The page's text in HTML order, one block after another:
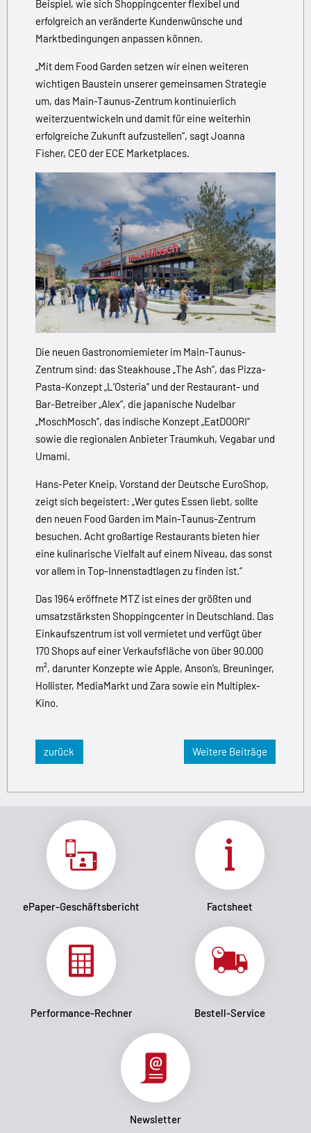
Beispiel, wie sich Shoppingcenter flexibel und
erfolgreich an veränderte Kundenwünsche und
Marktbedingungen anpassen können.
„Mit dem Food Garden setzen wir einen weiteren
wichtigen Baustein unserer gemeinsamen Strategie
um, das Main-Taunus-Zentrum kontinuierlich
weiterzuentwickeln und damit für eine weiterhin
erfolgreiche Zukunft aufzustellen“, sagt Joanna
Fisher, CEO der ECE Marketplaces.
Die neuen Gastronomiemieter im Main-Taunus-
Zentrum sind: das Steakhouse „The Ash“, das Pizza-
Pasta-Konzept „L’Osteria“ und der Restaurant- und
Bar-Betreiber „Alex“, die japanische Nudelbar
„MoschMosch“, das indische Konzept „EatDOORI“
sowie die regionalen Anbieter Traumkuh, Vegabar und
Umami.
Hans-Peter Kneip, Vorstand der Deutsche EuroShop,
zeigt sich begeistert: „Wer gutes Essen liebt, sollte
den neuen Food Garden im Main-Taunus-Zentrum
besuchen. Acht großartige Restaurants bieten hier
eine kulinarische Vielfalt auf einem Niveau, das sonst
vor allem in Top-Innenstadtlagen zu finden ist.“
Das 1964 eröffnete MTZ ist eines der größten und
umsatzstärksten Shoppingcenter in Deutschland. Das
Einkaufszentrum ist voll vermietet und verfügt über
170 Shops auf einer Verkaufsfläche von über 90.000
m², darunter Konzepte wie Apple, Anson’s, Breuninger,
Hollister, MediaMarkt und Zara sowie ein Multiplex-
Kino.
zurück Weitere Beiträge
ePaper-Geschäftsbericht Factsheet
Performance-Rechner Bestell-Service
Newsletter